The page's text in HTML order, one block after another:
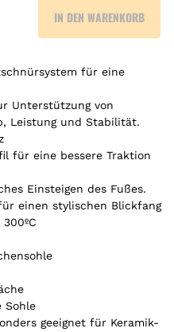
IN DEN WARENKORB
für eine
Unterstützung von
Leistung und Stabilität.
für eine bessere Traktion
Einsteigen des Fußes.
einen stylischen Blickfang
Sohle
geeignet für Keramik-